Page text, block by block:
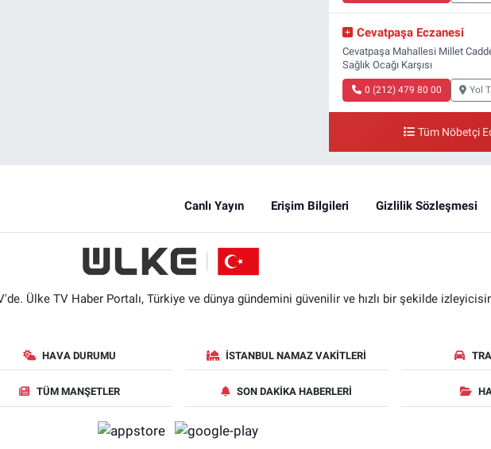
Cevatpaşa Eczanesi
Cevatpaşa Mahallesi Millet
Sağlık Ocağı Karşısı
0 (212) 479 80 00 Yol
Tüm Nöbetçi
Canlı Yayın Erişim Bilgileri Gizlilik Sözleşmesi
Ülke TV Haber Portalı, Türkiye ve dünya gündemini güvenilir ve hızlı bir şekilde
HAVA DURUMU İSTANBUL NAMAZ VAKITLERI
TÜM MANŞETLER SON DAKIKA HABERLERI